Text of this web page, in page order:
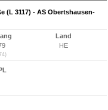
(L 3117) - AS Obertshausen-
Land
HE